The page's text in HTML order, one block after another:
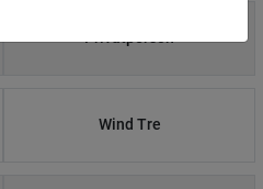
Wind Tre